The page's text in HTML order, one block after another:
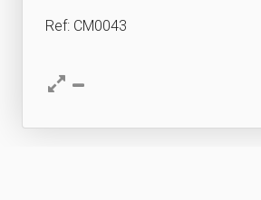
Ref: CM0043